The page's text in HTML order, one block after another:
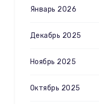
Январь 2026
Декабрь 2025
Ноябрь 2025
Октябрь 2025